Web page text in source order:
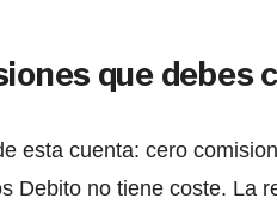
que debes
esta cuenta: cero
Debito no tiene coste. La